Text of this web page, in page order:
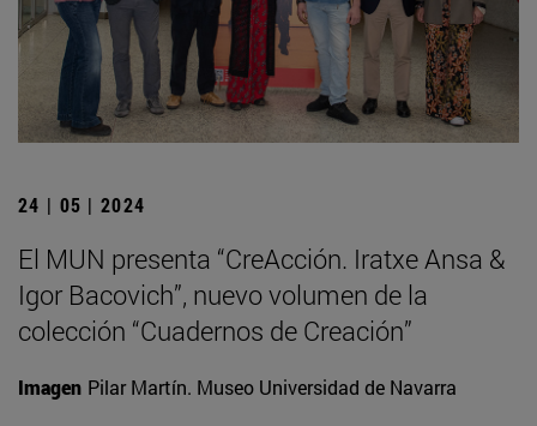
24 | 05 | 2024
El MUN presenta “CreAcción. Iratxe Ansa &
Igor Bacovich”, nuevo volumen de la
colección “Cuadernos de Creación”
Imagen Pilar Martín. Museo Universidad de Navarra